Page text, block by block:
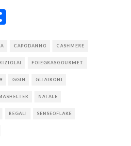
CAPODANNO CASHMERE
FOIEGRASGOURMET
GGIN GLIAIRONI
NATALE
REGALI SENSEOFLAKE